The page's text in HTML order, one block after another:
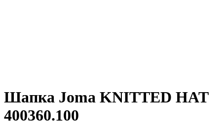
Шапка Joma KNITTED HAT
400360.100